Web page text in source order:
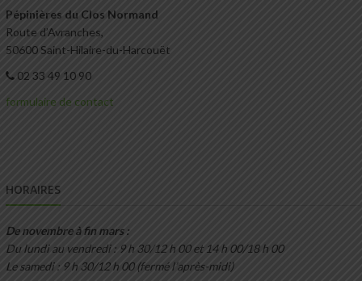
Pépinières du Clos Normand
Route d’Avranches,
50600 Saint-Hilaire-du-Harcouët
02 33 49 10 90
formulaire de contact
HORAIRES
De novembre à fin mars :
Du lundi au vendredi : 9 h 30/12 h 00 et 14 h 00/18 h 00
Le samedi : 9 h 30/12 h 00 (fermé l’après-midi)